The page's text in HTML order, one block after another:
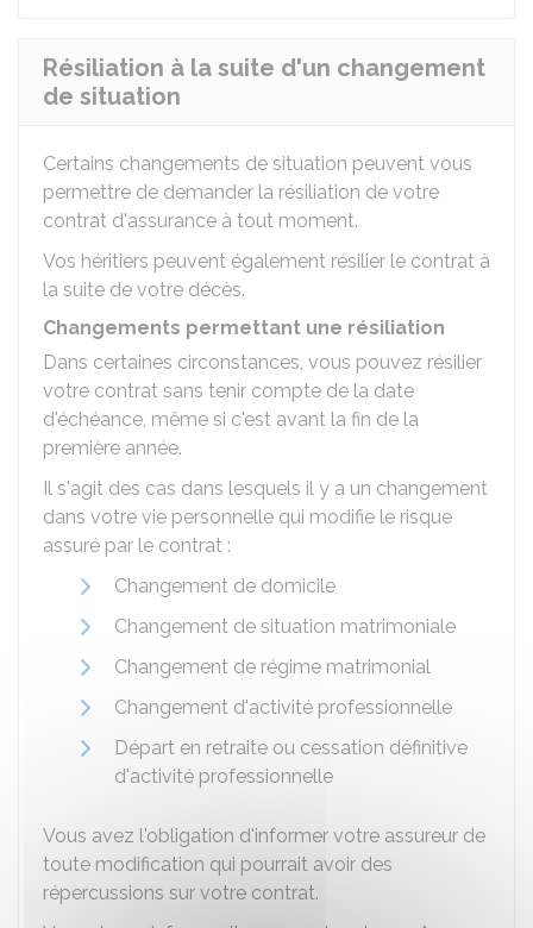
Résiliation à la suite d'un changement
de situation
Certains changements de situation peuvent vous
permettre de demander la résiliation de votre
contrat d'assurance à tout moment.
Vos héritiers peuvent également résilier le contrat à
la suite de votre décès.
Changements permettant une résiliation
Dans certaines circonstances, vous pouvez résilier
votre contrat sans tenir compte de la date
d'échéance, même si c'est avant la fin de la
première année.
Il s'agit des cas dans lesquels il y a un changement
dans votre vie personnelle qui modifie le risque
assuré par le contrat :
Changement de domicile
Changement de situation matrimoniale
Changement de régime matrimonial
Changement d'activité professionnelle
Départ en retraite ou cessation définitive
d'activité professionnelle
Vous avez l'obligation d'informer votre assureur de
toute modification qui pourrait avoir des
répercussions sur votre contrat.